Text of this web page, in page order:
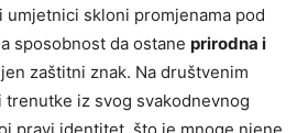
umjetnici skloni promjenama pod
sposobnost da ostane prirodna i
zaštitni znak. Na društvenim
trenutke iz svog svakodnevnog